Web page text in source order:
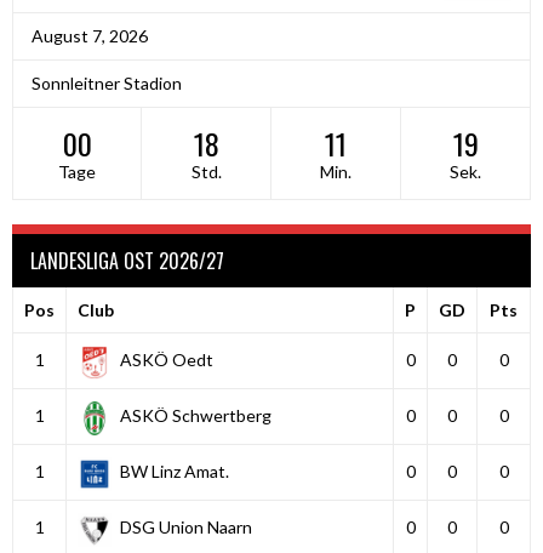
August 7, 2026
Sonnleitner Stadion
00
Tage
18
Std.
11
Min.
19
Sek.
LANDESLIGA OST 2026/27
Pos Club P GD Pts
1 ASKÖ Oedt 0 0 0
1 ASKÖ Schwertberg 0 0 0
1 BW Linz Amat. 0 0 0
1 DSG Union Naarn 0 0 0